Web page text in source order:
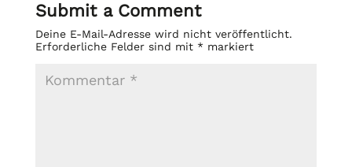
Submit a Comment
Deine E-Mail-Adresse wird nicht veröffentlicht.
Erforderliche Felder sind mit *markiert